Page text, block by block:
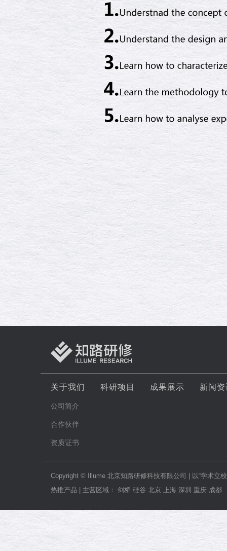
关于我们
公司简介
合作伙伴
资质证书
科研项目 成果展示 新闻
Copyright © Illume 北京知路研修科技有限公司 | 以“学术立
热推产品 | 主营区域： 剑桥 硅谷 北京 上海 深圳 重庆